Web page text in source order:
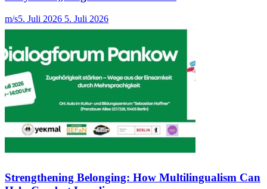
m/s5. Juli 2026 5. Juli 2026
Strengthening Belonging: How Multilingualism Can